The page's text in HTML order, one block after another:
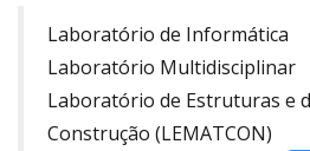
Laboratório de Informática
Laboratório Multidisciplinar
Laboratório de Estruturas e
Construção (LEMATCON)